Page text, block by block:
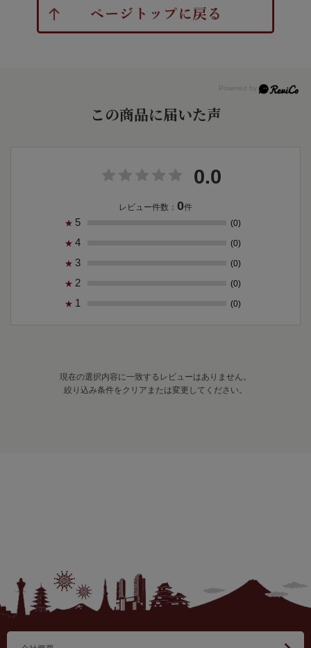
この商品に届いた声
0.0
レビュー件数： 0件
★ 5 (0)
★ 4 (0)
★ 3 (0)
★ 2 (0)
★ 1 (0)
現在の選択内容に一致するレビューはありません。
絞り込み条件をクリアまたは変更してください。